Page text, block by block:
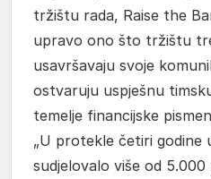
tržištu rada, Raise the
upravo ono što tržištu
usavršavaju svoje
ostvaruju uspješnu
temelje financijske
„U protekle četiri godine
sudjelovalo više od